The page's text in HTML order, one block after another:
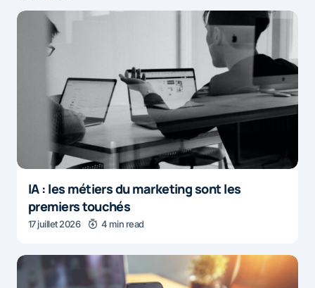
IA : les métiers du marketing sont les
premiers touchés
17 juillet 2026 4 min read